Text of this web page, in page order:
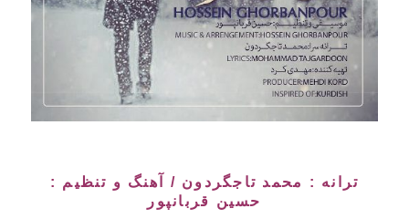
ترانه : محمد تاجگردون / آهنگ و تنظیم :
حسین قربانپور